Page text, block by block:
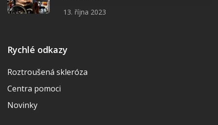
13. října 2023
Rychlé odkazy
Roztroušená skleróza
Centra pomoci
Novinky